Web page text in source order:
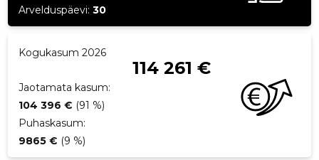
Arvelduspäevi:30
Kogukasum 2026
114 261 €
Jaotamata kasum:
104 396 € (91 %)
Puhaskasum:
9865 € (9 %)